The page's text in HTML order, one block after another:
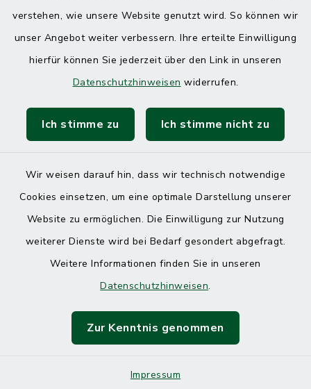
verstehen, wie unsere Website genutzt wird. So können wir
unser Angebot weiter verbessern. Ihre erteilte Einwilligung
hierfür können Sie jederzeit über den Link in unseren
Datenschutzhinweisen widerrufen.
Ich stimme zu Ich stimme nicht zu
Wir weisen darauf hin, dass wir technisch notwendige
Cookies einsetzen, um eine optimale Darstellung unserer
Website zu ermöglichen. Die Einwilligung zur Nutzung
weiterer Dienste wird bei Bedarf gesondert abgefragt.
Weitere Informationen finden Sie in unseren
Datenschutzhinweisen.
Zur Kenntnis genommen
Impressum
Kontakt
Datenschutz
Impressum
Cookie-Einstellungen